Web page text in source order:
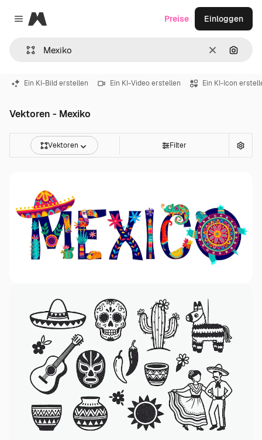
Close menu
Magnific
LöschenNach
Preise Einloggen
Ein KI-Bild erstellen Ein KI-Video erstellen Ein KI-Icon
Vektoren - Mexiko
Vektoren Filter